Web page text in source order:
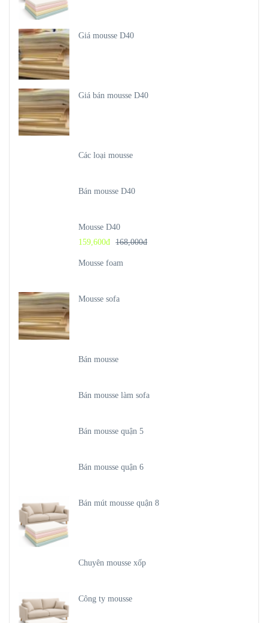
Giá mousse D40
Giá bán mousse D40
Các loại mousse
Bán mousse D40
Mousse D40
159,600đ 168,000đ
Mousse foam
Mousse sofa
Bán mousse
Bán mousse làm sofa
Bán mousse quận 5
Bán mousse quận 6
Bán mút mousse quận 8
Chuyên mousse xốp
Công ty mousse